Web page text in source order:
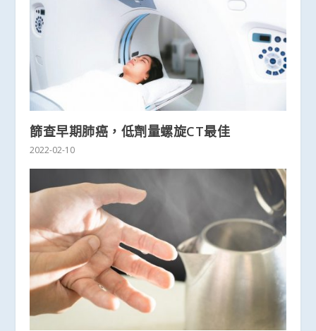
篩查早期肺癌，低劑量螺旋CT最佳
2022-02-10